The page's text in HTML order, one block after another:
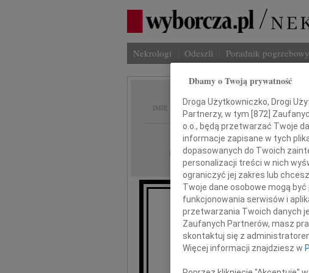
Nekrologi Odeszli Poradnik pogrzebowy
IMIĘ I NAZWISKO: Wojciech
REGION: Poznań
DATA EMISJI: 05.04.2011
W dniu 2 kwietnia
po
mój
Dbamy o Twoją prywatność
Droga Użytkowniczko, Drogi
Partnerzy, w tym [872]
o.o., będą przetwarzać Twoje
informacje zapisane w tych
dopasowanych do Twoich
personalizacji treści w nich
ograniczyć jej zakres lub
Twoje dane osobowe mogą
funkcjonowania serwisów i
przetwarzania Twoich danych
Zaufanych Partnerów, masz
skontaktuj się z
Więcej informacji znajdziesz w